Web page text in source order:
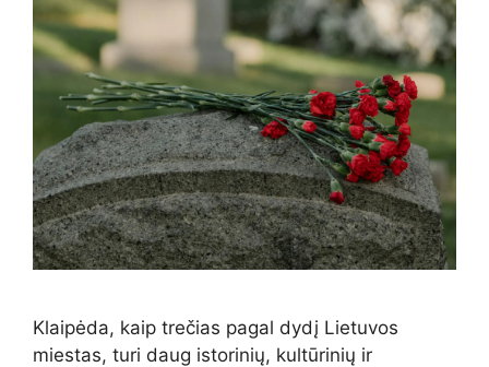
Klaipėda, kaip trečias pagal dydį Lietuvos
miestas, turi daug istorinių, kultūrinių ir